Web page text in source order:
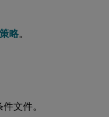
略。
文件。